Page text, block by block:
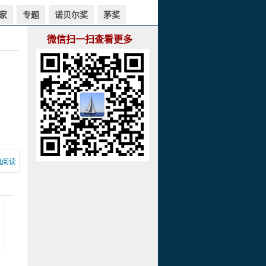
专题 诺贝尔奖 茅奖
阅读
微信扫一扫查看更多